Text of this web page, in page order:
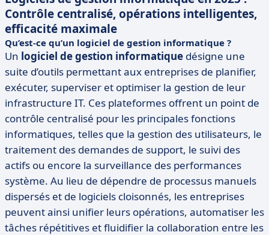
Contrôle centralisé, opérations intelligentes,
efficacité maximale
Qu’est-ce qu’un logiciel de gestion informatique ?
Un logiciel de gestion informatique désigne une
suite d’outils permettant aux entreprises de planifier,
exécuter, superviser et optimiser la gestion de leur
infrastructure IT. Ces plateformes offrent un point de
contrôle centralisé pour les principales fonctions
informatiques, telles que la gestion des utilisateurs, le
traitement des demandes de support, le suivi des
actifs ou encore la surveillance des performances
système. Au lieu de dépendre de processus manuels
dispersés et de logiciels cloisonnés, les entreprises
peuvent ainsi unifier leurs opérations, automatiser les
tâches répétitives et fluidifier la collaboration entre les